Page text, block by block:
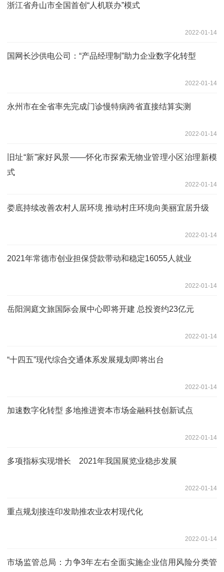
浙江省舟山市全国首创“人机联办”模式
2022-01-14
国网长沙供电公司：“产品经理制”助力企业数字化转型
2022-01-14
永州市在全省率先完成门诊慢特病跨省直接结算实测
2022-01-14
旧址“新”家好风景——怀化市探索无物业管理小区治理新模
式
2022-01-14
娄底持续改善农村人居环境 推动村庄环境向美丽宜居升级
2022-01-14
2021年常德市创业担保贷款带动和稳定16055人就业
2022-01-14
岳阳洞庭文旅国际会展中心即将开建 总投资约23亿元
2022-01-14
“十四五”现代综合交通体系发展规划即将出台
2022-01-14
加速数字化转型 多地推进资本市场金融科技创新试点
2022-01-14
多项指标实现增长 2021年我国展览业稳步发展
2022-01-14
重点规划接连印发助推农业农村现代化
2022-01-14
市场监管总局：力争3年左右全面实施企业信用风险分类管